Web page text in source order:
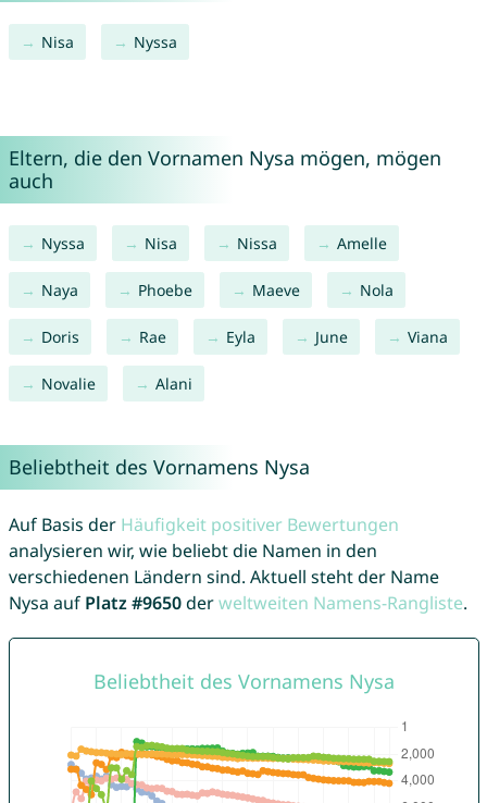
Nisa Nyssa
Eltern, die den Vornamen Nysa mögen, mögen
auch
Nyssa Nisa Nissa Amelle
Naya Phoebe Maeve Nola
Doris Rae Eyla June Viana
Novalie Alani
Beliebtheit des Vornamens Nysa
Auf Basis der Häufigkeit positiver Bewertungen
analysieren wir, wie beliebt die Namen in den
verschiedenen Ländern sind. Aktuell steht der Name
Nysa auf Platz #9650derweltweiten Namens-Rangliste.